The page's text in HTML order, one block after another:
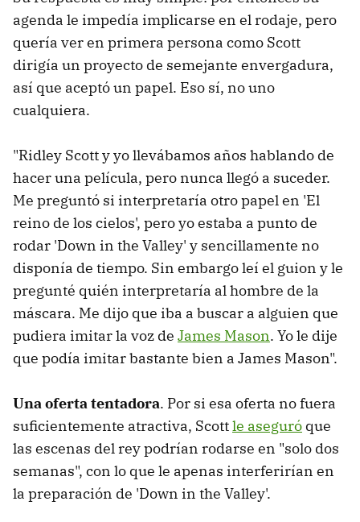
agenda le impedía implicarse en el rodaje, pero
quería ver en primera persona como Scott
dirigía un proyecto de semejante envergadura,
así que aceptó un papel. Eso sí, no uno
cualquiera.
"Ridley Scott y yo llevábamos años hablando de
hacer una película, pero nunca llegó a suceder.
Me preguntó si interpretaría otro papel en 'El
reino de los cielos', pero yo estaba a punto de
rodar 'Down in the Valley' y sencillamente no
disponía de tiempo. Sin embargo leí el guion y le
pregunté quién interpretaría al hombre de la
máscara. Me dijo que iba a buscar a alguien que
pudiera imitar la voz de James Mason. Yo le dije
que podía imitar bastante bien a James Mason".
Una oferta tentadora. Por si esa oferta no fuera
suficientemente atractiva, Scottle aseguró que
las escenas del rey podrían rodarse en "solo dos
semanas", con lo que le apenas interferirían en
la preparación de 'Down in the Valley'.